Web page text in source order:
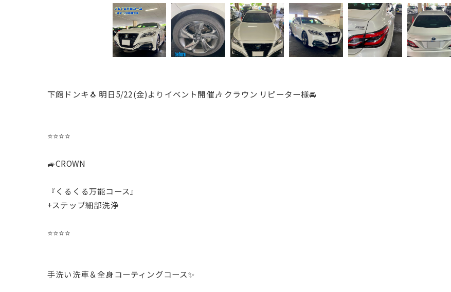
下館ドンキ🐧 明日5/22(金)よりイベント開催🎶 クラウン リピーター様🚘
⭐️⭐️⭐️⭐️
🚙CROWN
『くるくる万能コース』
+ステップ細部洗浄
⭐️⭐️⭐️⭐️
手洗い洗車＆全身コーティングコース✨️